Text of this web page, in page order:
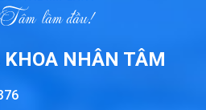
NHÂN TÂM